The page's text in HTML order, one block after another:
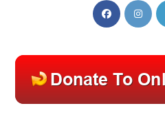
Opens
in
new
tab
in